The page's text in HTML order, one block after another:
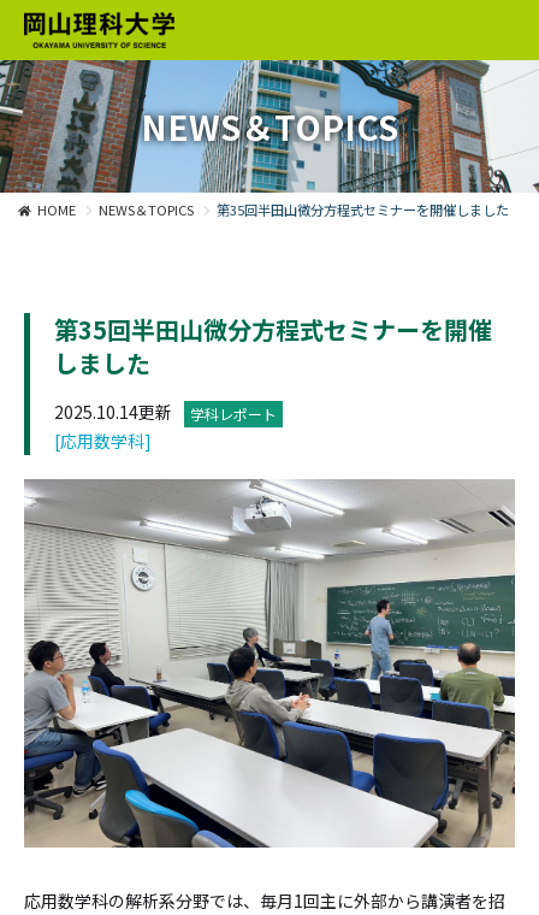
NEWS＆TOPICS
HOME NEWS＆TOPICS 第35回半田山微分方程式セミナーを開催しました
第35回半田山微分方程式セミナーを開催
しました
2025.10.14更新 学科レポート
[応用数学科]
応用数学科の解析系分野では、毎月1回主に外部から講演者を招